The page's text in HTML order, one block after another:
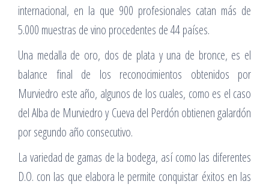
internacional, en la que 900 profesionales catan más de
5.000 muestras de vino procedentes de 44 países.
Una medalla de oro, dos de plata y una de bronce, es el
balance final de los reconocimientos obtenidos por
Murviedro este año, algunos de los cuales, como es el caso
del Alba de Murviedro y Cueva del Perdón obtienen galardón
por segundo año consecutivo.
La variedad de gamas de la bodega, así como las diferentes
D.O. con las que elabora le permite conquistar éxitos en las